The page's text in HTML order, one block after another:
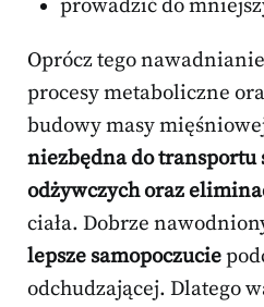
prowadzić do
Oprócz tego
procesy metaboliczne
budowy masy
niezbędna do transportu
odżywczych oraz
ciała. Dobrze
lepsze samopoczucie
odchudzającej. Dlatego